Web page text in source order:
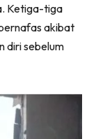
Ketiga-tiga
akibat
diri sebelum